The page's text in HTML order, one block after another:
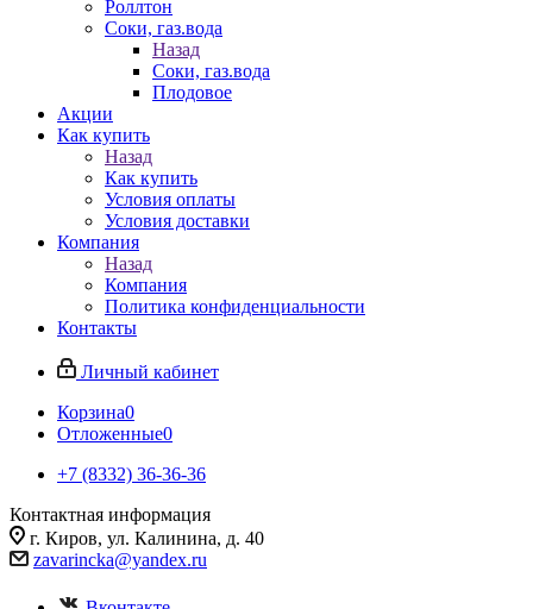
Роллтон
Соки, газ.вода
Назад
Соки, газ.вода
Плодовое
Акции
Как купить
Назад
Как купить
Условия оплаты
Условия доставки
Компания
Назад
Компания
Политика конфиденциальности
Контакты
Личный кабинет
Корзина0
Отложенные0
+7 (8332) 36-36-36
Контактная информация
г. Киров, ул. Калинина, д. 40
zavarincka@yandex.ru